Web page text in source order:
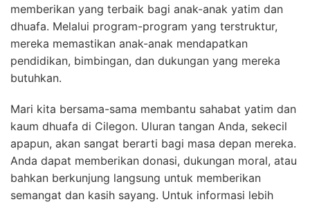
memberikan yang terbaik bagi anak-anak yatim dan
dhuafa. Melalui program-program yang terstruktur,
mereka memastikan anak-anak mendapatkan
pendidikan, bimbingan, dan dukungan yang mereka
butuhkan.
Mari kita bersama-sama membantu sahabat yatim dan
kaum dhuafa di Cilegon. Uluran tangan Anda, sekecil
apapun, akan sangat berarti bagi masa depan mereka.
Anda dapat memberikan donasi, dukungan moral, atau
bahkan berkunjung langsung untuk memberikan
semangat dan kasih sayang. Untuk informasi lebih